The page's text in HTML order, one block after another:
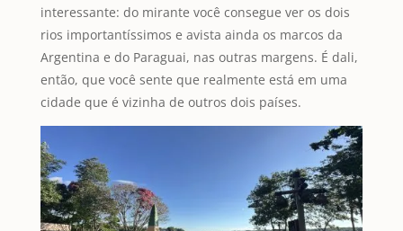
interessante: do mirante você consegue ver os dois
rios importantíssimos e avista ainda os marcos da
Argentina e do Paraguai, nas outras margens. É dali,
então, que você sente que realmente está em uma
cidade que é vizinha de outros dois países.